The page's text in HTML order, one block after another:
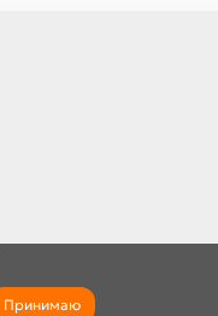
Принимаю